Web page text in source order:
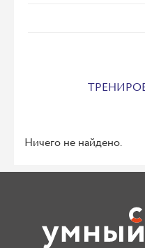
Ничего не найдено.